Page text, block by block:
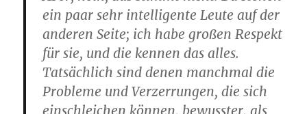
ein paar sehr intelligente Leute auf der
anderen Seite; ich habe großen Respekt
für sie, und die kennen das alles.
Tatsächlich sind denen manchmal die
Probleme und Verzerrungen, die sich
einschleichen können, bewusster, als